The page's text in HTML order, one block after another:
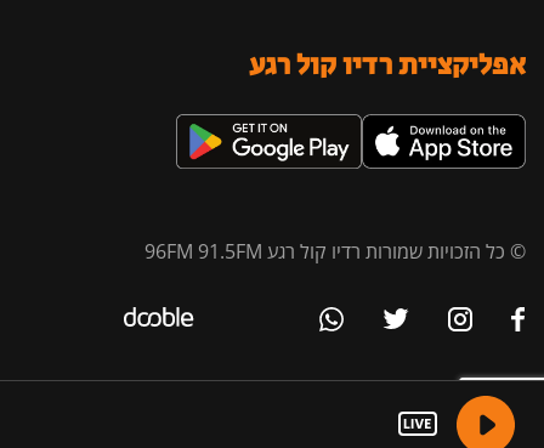
אפליקציית רדיו קול רגע
© כל הזכויות שמורות רדיו קול רגע 96FM 91.5FM